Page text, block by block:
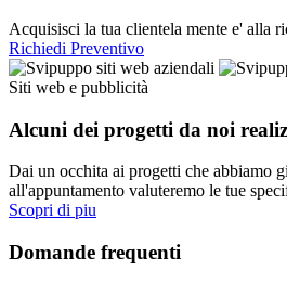
Acquisisci la tua clientela mente e' alla
Richiedi Preventivo
Siti web e pubblicità
Alcuni dei progetti da noi
Dai un occhita ai progetti che abbiamo
all'appuntamento valuteremo le tue
Scopri di piu
Domande frequenti